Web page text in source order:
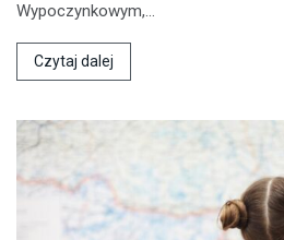
Wypoczynkowym,…
Czytaj dalej